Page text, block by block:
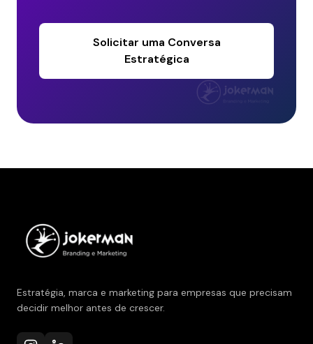
Solicitar uma Conversa
Estratégica
Estratégia, marca e marketing para empresas que precisam
decidir melhor antes de crescer.